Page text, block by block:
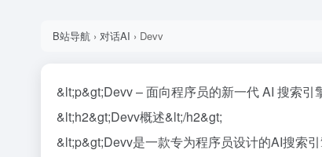
B站导航 › 对话AI › Devv
&lt;p&gt;Devv – 面向程序员的新一代 AI 搜索
&lt;h2&gt;Devv概述&lt;/h2&gt;
&lt;p&gt;Devv是一款专为程序员设计的AI搜索